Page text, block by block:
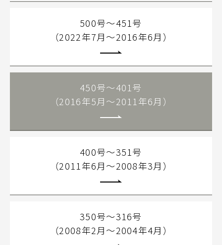
500号～451号
（2022年7月～2016年6月）
450号～401号
（2016年5月～2011年6月）
400号～351号
（2011年6月～2008年3月）
350号～316号
（2008年2月～2004年4月）